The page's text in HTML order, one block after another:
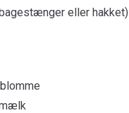
eller hakket)